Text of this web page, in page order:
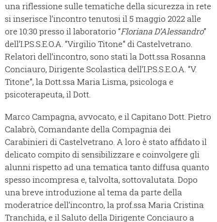
una riflessione sulle tematiche della sicurezza in rete
si inserisce l’incontro tenutosi il 5 maggio 2022 alle
ore 10:30 presso il laboratorio “Floriana D’Alessandro”
dell’I.P.S.S.E.O.A. “Virgilio Titone” di Castelvetrano.
Relatori dell’incontro, sono stati la Dott.ssa Rosanna
Conciauro, Dirigente Scolastica dell’I.P.S.S.E.O.A. “V.
Titone”, la Dott.ssa Maria Lisma, psicologa e
psicoterapeuta, il Dott.
Marco Campagna, avvocato, e il Capitano Dott. Pietro
Calabrò, Comandante della Compagnia dei
Carabinieri di Castelvetrano. A loro è stato affidato il
delicato compito di sensibilizzare e coinvolgere gli
alunni rispetto ad una tematica tanto diffusa quanto
spesso incompresa e, talvolta, sottovalutata. Dopo
una breve introduzione al tema da parte della
moderatrice dell’incontro, la prof.ssa Maria Cristina
Tranchida, e il Saluto della Dirigente Conciauro a